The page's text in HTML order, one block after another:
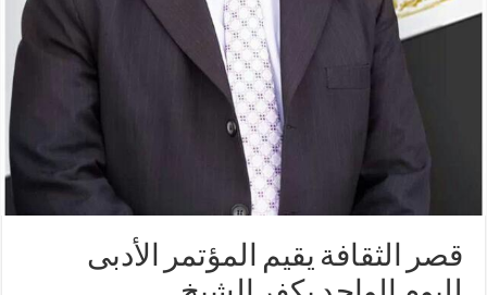
قصر الثقافة يقيم المؤتمر الأدبى